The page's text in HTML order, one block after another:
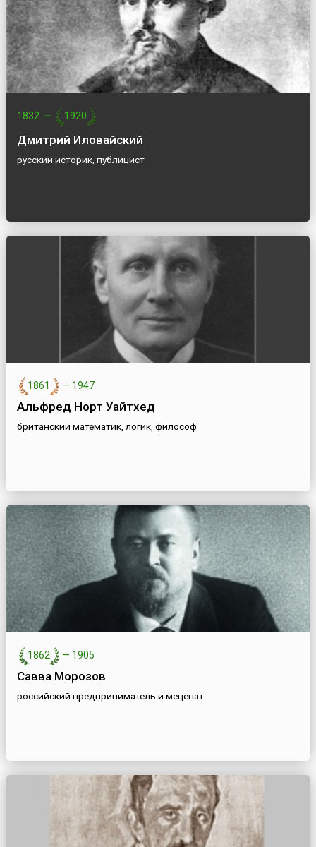
1832 — 1920
Дмитрий Иловайский
русский историк, публицист
1861 — 1947
Альфред Норт Уайтхед
британский математик, логик, философ
1862 — 1905
Савва Морозов
российский предприниматель и меценат